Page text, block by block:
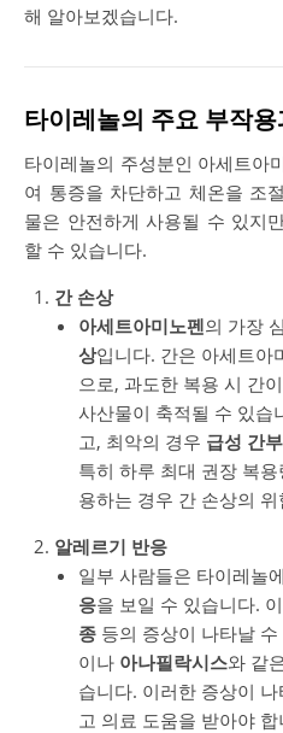
해 알아보겠습니다.
타이레놀의 주요 부작용
타이레놀의 주성분인 아세트아
여 통증을 차단하고 체온을 조
물은 안전하게 사용될 수 있지
할 수 있습니다.
간 손상
아세트아미노펜의 가장
상입니다. 간은 아세트아
으로, 과도한 복용 시 간
사산물이 축적될 수 있습
고, 최악의 경우 급성 간
특히 하루 최대 권장 복
용하는 경우 간 손상의
알레르기 반응
일부 사람들은 타이레놀
응을 보일 수 있습니다.
종 등의 증상이 나타날
이나 아나필락시스와 같
습니다. 이러한 증상이
고 의료 도움을 받아야 합